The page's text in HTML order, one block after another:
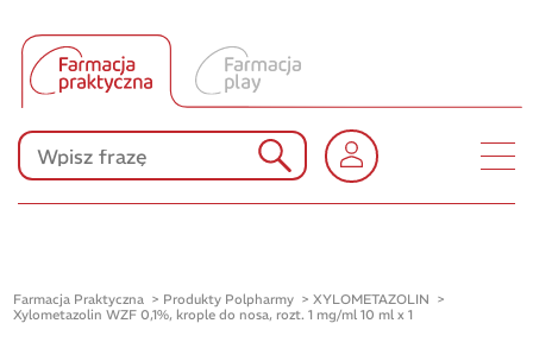
Produkty Polpharmy
KONKURSY
Farmacja Praktyczna Produkty Polpharmy
XYLOMETAZOLIN
Xylometazolin WZF 0,1%, krople do nosa, rozt. 1 mg/ml 10 ml x 1